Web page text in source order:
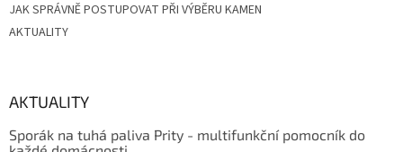
JAK SPRÁVNĚ POSTUPOVAT PŘI VÝBĚRU KAMEN
AKTUALITY
AKTUALITY
Sporák na tuhá paliva Prity - multifunkční pomocník do